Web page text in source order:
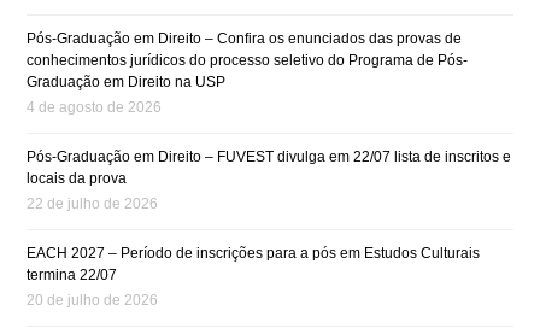
Pós-Graduação em Direito – Confira os enunciados das provas de
conhecimentos jurídicos do processo seletivo do Programa de Pós-
Graduação em Direito na USP
4 de agosto de 2026
Pós-Graduação em Direito – FUVEST divulga em 22/07 lista de inscritos e
locais da prova
22 de julho de 2026
EACH 2027 – Período de inscrições para a pós em Estudos Culturais
termina 22/07
20 de julho de 2026